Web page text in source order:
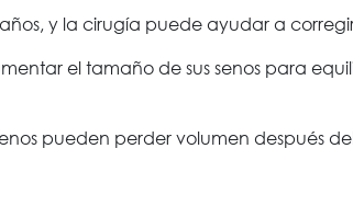
y la cirugía puede ayudar a
el tamaño de sus senos para
pueden perder volumen después